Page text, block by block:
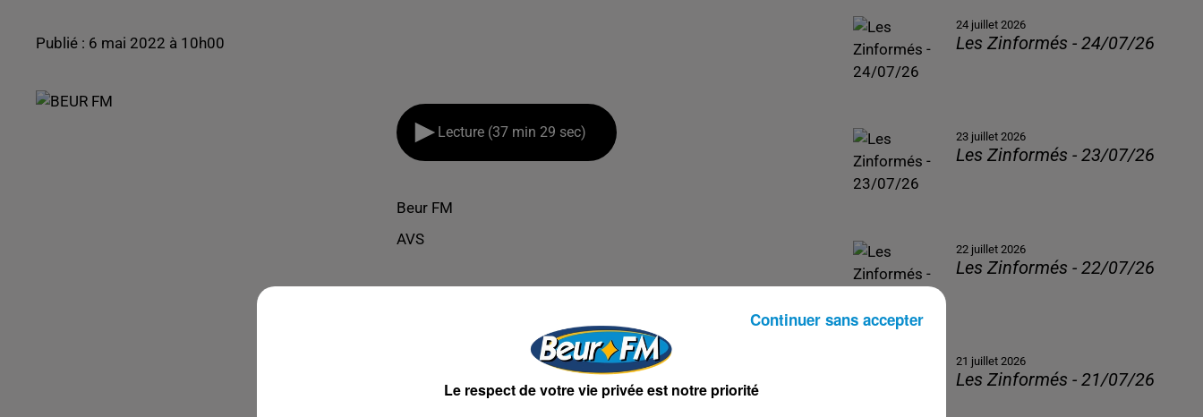
Publié : 6 mai 2022 à 10h00
Lecture (37 min 29 sec)
Beur FM
AVS
24 juillet 2026
Les Zinformés - 24/07/26
23 juillet 2026
Les Zinformés - 23/07/26
22 juillet 2026
Les Zinformés - 22/07/26
21 juillet 2026
Les Zinformés - 21/07/26
Le respect de votre vie privée est notre priorité
Continuer sans accepter